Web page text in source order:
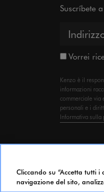
Suscríbete
Vorrei
Kenzo è il
informazioni
commerciale via
personali e i
Informativa sulla
Cliccando su “Accetta tutti
navigazione del sito,